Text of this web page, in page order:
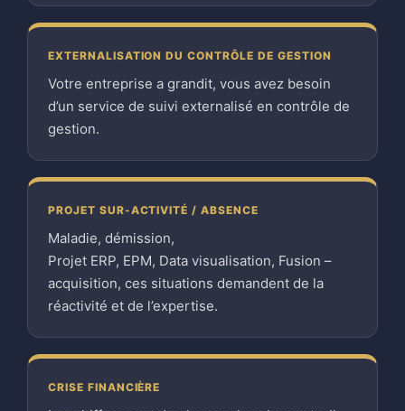
EXTERNALISATION DU CONTRÔLE DE GESTION
Votre entreprise a grandit, vous avez besoin
d’un service de suivi externalisé en contrôle de
gestion.
PROJET SUR-ACTIVITÉ / ABSENCE
Maladie, démission,
Projet ERP, EPM, Data visualisation, Fusion –
acquisition, ces situations demandent de la
réactivité et de l’expertise.
CRISE FINANCIÈRE